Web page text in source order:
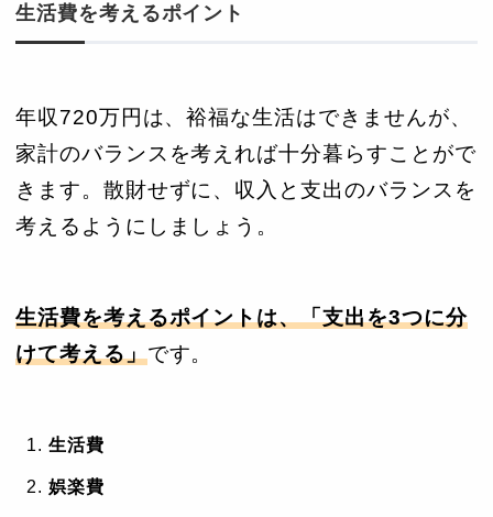
生活費を考えるポイント
年収720万円は、裕福な生活はできませんが、
家計のバランスを考えれば十分暮らすことがで
きます。散財せずに、収入と支出のバランスを
考えるようにしましょう。
生活費を考えるポイントは、「支出を3つに分
けて考える」です。
生活費
娯楽費